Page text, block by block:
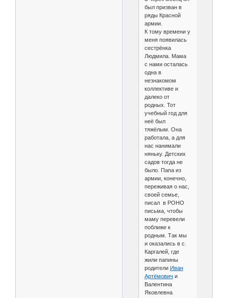
был призван в
ряды Красной
армии.
К тому времени у
меня появилась
сестрёнка
Людмила. Мама
с нами осталась
одна в
незнакомом
коллективе и
далеко от
родных. Тот
учебный год для
неё был
тяжёлым. Она
работала, а для
нас нанимали
няньку. Детских
садов тогда не
было. Папа из
армии, конечно,
переживая о нас,
своей семье,
писал в РОНО
письма, чтобы
маму перевели
поближе к
родным. Так мы
и оказались в с.
Каргалей, где
жили папины
родители Иван
Артёмович и
Валентина
Яковлевна